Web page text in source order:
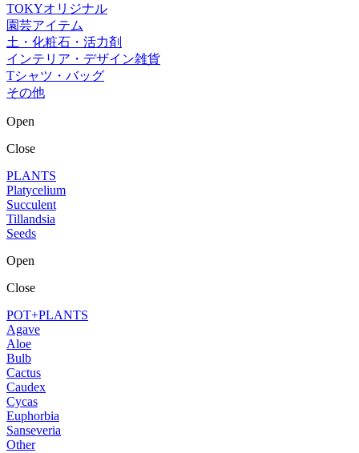
TOKYオリジナル
園芸アイテム
土・化粧石・活力剤
インテリア・デザイン雑貨
Tシャツ・バッグ
その他
Open
Close
PLANTS
Platycelium
Succulent
Tillandsia
Seeds
Open
Close
POT+PLANTS
Agave
Aloe
Bulb
Cactus
Caudex
Cycas
Euphorbia
Sanseveria
Other